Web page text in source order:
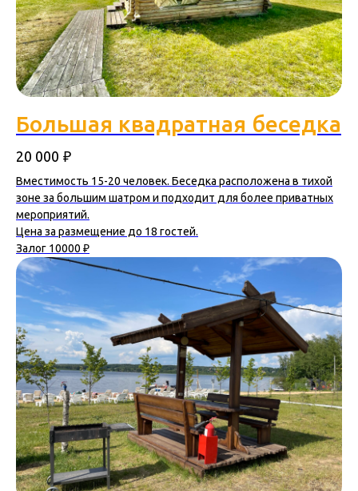
Большая квадратная беседка
20 000 ₽
Вместимость 15-20 человек. Беседка расположена в тихой
зоне за большим шатром и подходит для более приватных
мероприятий.
Цена за размещение до 18 гостей.
Залог 10000 ₽